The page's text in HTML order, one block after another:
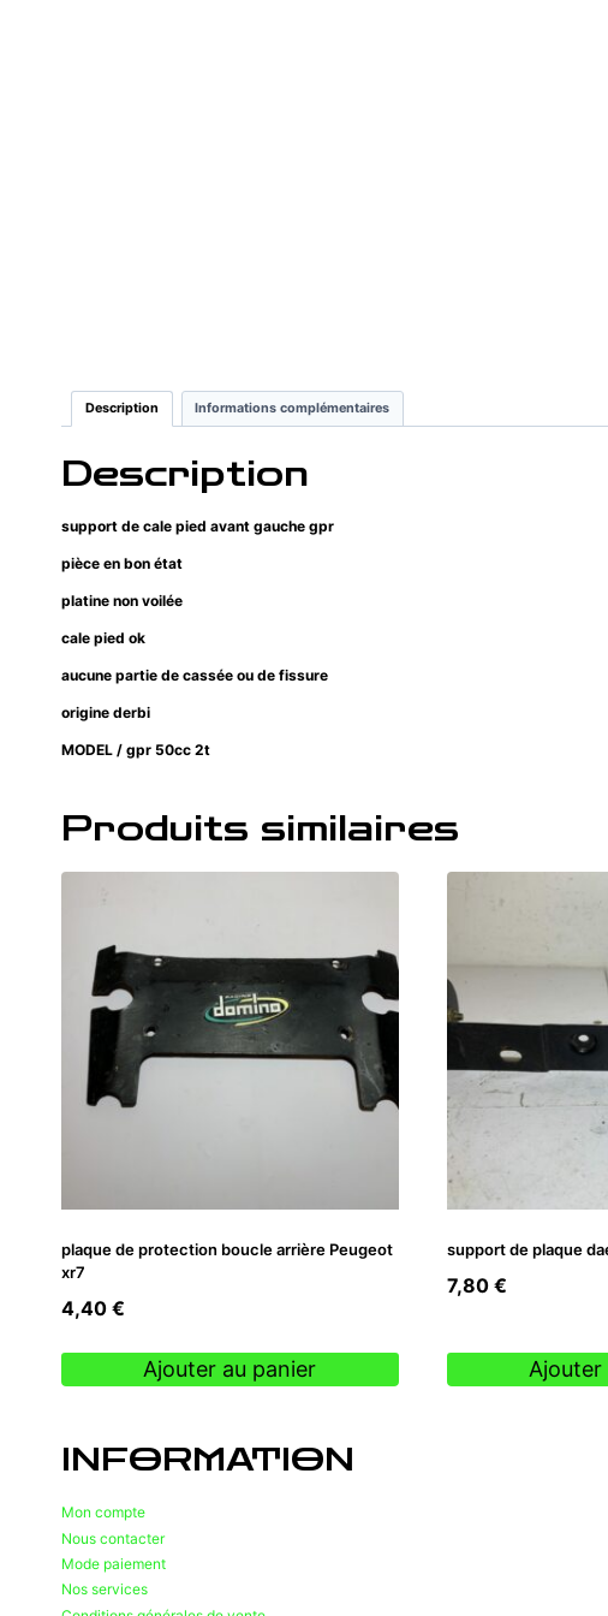
Description Informations complémentaires
Description
support de cale pied avant gauche gpr
pièce en bon état
platine non voilée
cale pied ok
aucune partie de cassée ou de fissure
origine derbi
MODEL / gpr 50cc 2t
Produits similaires
plaque de protection boucle arrière Peugeot
xr7
4,40 €
Ajouter au panier
support de plaque
7,80 €
Ajouter
INFORMATION
Mon compte
Nous contacter
Mode paiement
Nos services